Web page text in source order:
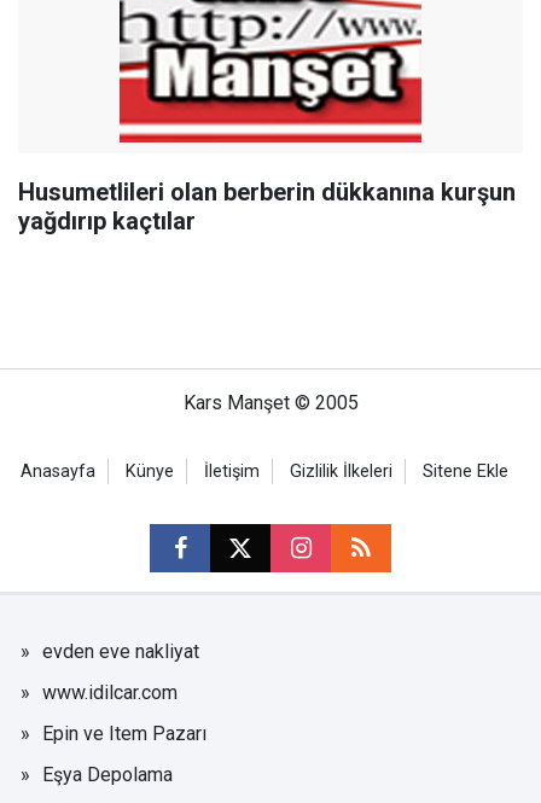
Husumetlileri olan berberin dükkanına kurşun
yağdırıp kaçtılar
Kars Manşet © 2005
Anasayfa Künye İletişim Gizlilik İlkeleri Sitene Ekle
evden eve nakliyat
www.idilcar.com
Epin ve Item Pazarı
Eşya Depolama